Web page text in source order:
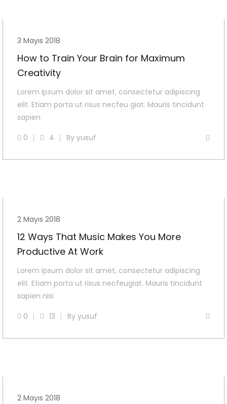
3 Mayıs 2018
How to Train Your Brain for Maximum
Creativity
Lorem ipsum dolor sit amet, consectetur adipiscing
elit. Etiam porta ut risus necfeu giat. Mauris tincidunt
sapien
0
4 By yusuf
2 Mayıs 2018
12 Ways That Music Makes You More
Productive At Work
Lorem ipsum dolor sit amet, consectetur adipiscing
elit. Etiam porta ut risus necfeugiat. Mauris tincidunt
sapien nisi
0
13 By yusuf
2 Mayıs 2018